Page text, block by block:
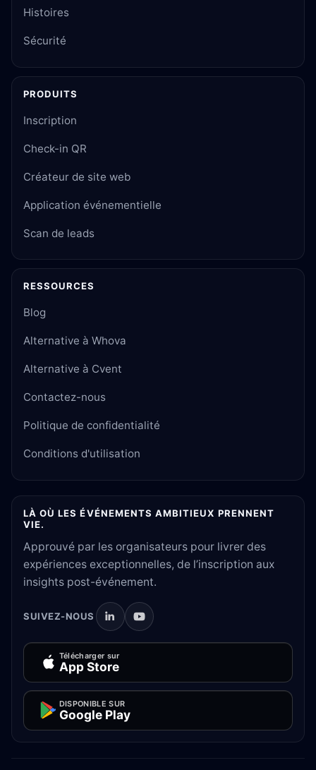
Histoires
Sécurité
PRODUITS
Inscription
Check-in QR
Créateur de site web
Application événementielle
Scan de leads
RESSOURCES
Blog
Alternative à Whova
Alternative à Cvent
Contactez-nous
Politique de confidentialité
Conditions d'utilisation
LÀ OÙ LES ÉVÉNEMENTS AMBITIEUX PRENNENT
VIE.
Approuvé par les organisateurs pour livrer des
expériences exceptionnelles, de l’inscription aux
insights post-événement.
SUIVEZ-NOUS
Télécharger sur
App Store
DISPONIBLE SUR
Google Play